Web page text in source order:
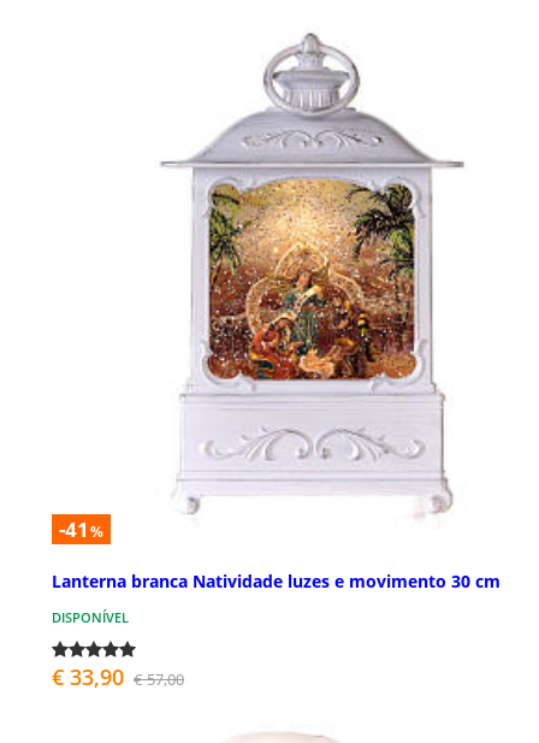
-41 %
Lanterna branca Natividade luzes e movimento 30 cm
DISPONÍVEL
€ 33,90 € 57,00